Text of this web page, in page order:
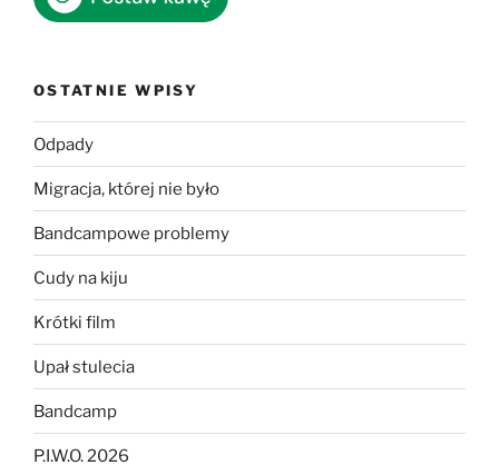
OSTATNIE WPISY
Odpady
Migracja, której nie było
Bandcampowe problemy
Cudy na kiju
Krótki film
Upał stulecia
Bandcamp
P.I.W.O. 2026